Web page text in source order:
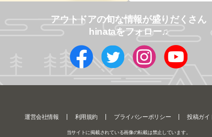
アウトドアの旬な情報が盛りだくさん
hinataをフォロー♫
運営会社情報 利用規約 プライバシーポリシー 投稿ガイ
当サイトに掲載されている画像の転載は禁止しています。